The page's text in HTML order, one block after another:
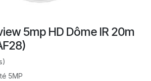
5mp HD Dôme IR 20m
5MP